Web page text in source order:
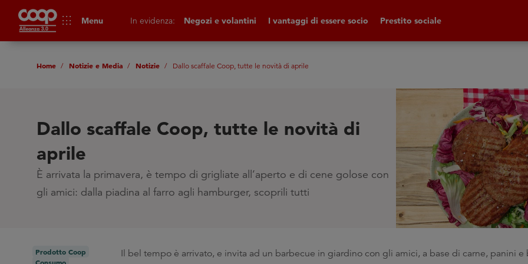
apps Menu In evidenza: Negozi e volantini I vantaggi di essere socio Prestito sociale
Home Notizie e Media Notizie Dallo scaffale Coop, tutte le novità di aprile
Dallo scaffale Coop, tutte le novità di
aprile
È arrivata la primavera, è tempo di grigliate all’aperto e di cene golose con
gli amici: dalla piadina al farro agli hamburger, scoprili tutti
Prodotto Coop
Il bel tempo è arrivato, e invita ad un barbecue in giardino con gli amici, a base di carne, panini e